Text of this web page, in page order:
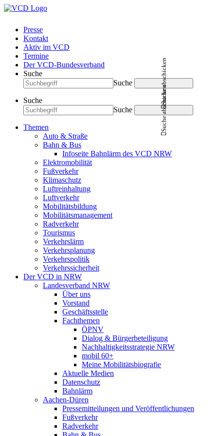
Presse
Kontakt
Aktiv im VCD
Termine
Der VCD-Bundesverband
Suche
Suche
Suche abschicken
Suche
Suche
Suche abschicken
Themen
Auto & Straße
Bahn & Bus
Infoseite Bahnlärm des VCD NRW
Elektromobilität
Fußverkehr
Klimaschutz
Luftreinhaltung
Luftverkehr
Mobilitätsbildung
Mobilitätsmanagement
Radverkehr
Tourismus
Verkehrslärm
Verkehrsplanung
Verkehrspolitik
Verkehrssicherheit
Der VCD in NRW
Landesverband NRW
Über uns
Vorstand
Geschäftsstelle
Fachthemen
ÖPNV
Dialog & Bürgerbeteiligung
Nachhaltigkeitsstrategie NRW
mobil 60+
Meine Mobilitätsbiografie
Aktuelle Medien
Datenschutz
Bahnlärm
Aachen-Düren
Pressemitteilungen und Veröffentlichungen
Fußverkehr
Radverkehr